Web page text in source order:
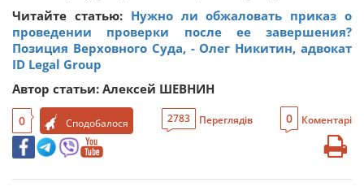
Читайте статью: Нужно ли обжаловать приказ о
проведении проверки после ее завершения?
Позиция Верховного Суда, - Олег Никитин, адвокат
ID Legal Group
Автор статьи: Алексей ШЕВНИН
0 Сподобалося 2783 Переглядів 0 Коментарі